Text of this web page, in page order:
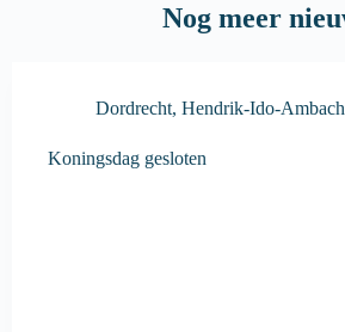
Nog meer
Dordrecht, Hendrik-Ido-
Koningsdag gesloten